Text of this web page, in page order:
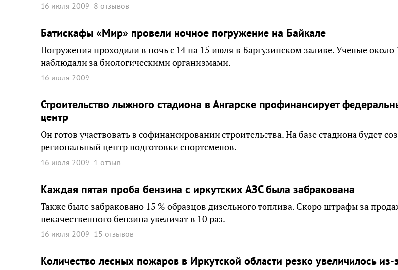
16 июля 2009 8 отзывов
Батискафы «Мир» провели ночное погружение на Байкале
Погружения проходили в ночь с 14 на 15 июля в Баргузинском заливе. Ученые около
наблюдали за биологическими организмами.
16 июля 2009
Строительство лыжного стадиона в Ангарске профинансирует
центр
Он готов участвовать в софинансировании строительства. На базе стадиона будет
региональный центр подготовки спортсменов.
16 июля 2009 1 отзыв
Каждая пятая проба бензина с иркутских АЗС была забракована
Также было забраковано 15 % образцов дизельного топлива. Скоро штрафы за
некачественного бензина увеличат в 10 раз.
16 июля 2009 15 отзывов
Количество лесных пожаров в Иркутской области резко увеличилось